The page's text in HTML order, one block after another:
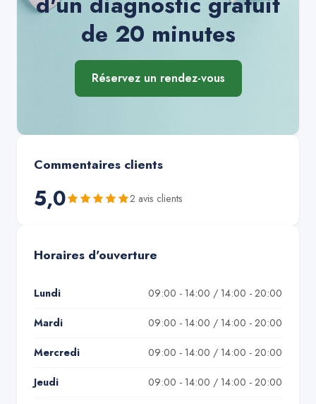
de 20 minutes
Réservez un rendez-vous
Commentaires clients
5,0 2 avis clients
Horaires d'ouverture
Lundi 09:00 - 14:00 / 14:00 - 20:00
Mardi 09:00 - 14:00 / 14:00 - 20:00
Mercredi 09:00 - 14:00 / 14:00 - 20:00
Jeudi 09:00 - 14:00 / 14:00 - 20:00